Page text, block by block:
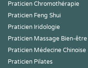
Praticien Chromothérapie
Praticien Feng Shui
Praticien Iridologie
Praticien Massage Bien-être
Praticien Médecine Chinoise
Praticien Pilates